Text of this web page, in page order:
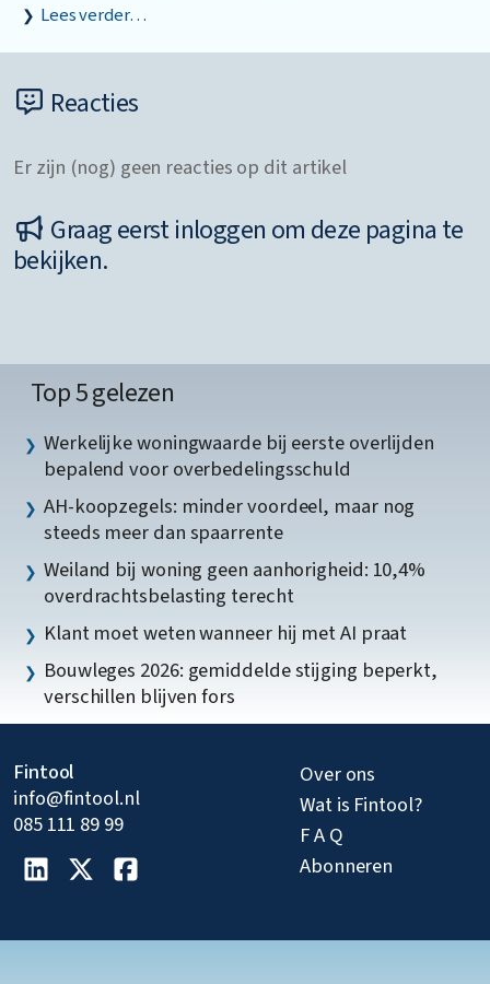
Lees verder…
Reacties
Er zijn (nog) geen reacties op dit artikel
Graag eerst inloggen om deze pagina te
bekijken.
Top 5 gelezen
Werkelijke woningwaarde bij eerste overlijden
bepalend voor overbedelingsschuld
AH-koopzegels: minder voordeel, maar nog
steeds meer dan spaarrente
Weiland bij woning geen aanhorigheid: 10,4%
overdrachtsbelasting terecht
Klant moet weten wanneer hij met AI praat
Bouwleges 2026: gemiddelde stijging beperkt,
verschillen blijven fors
Fintool
info@fintool.nl
085 111 89 99
Over ons
Wat is Fintool?
F A Q
Abonneren